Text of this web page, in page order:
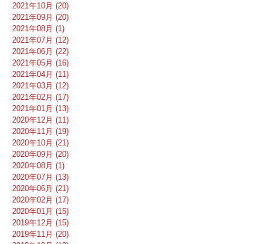
2021年10月 (20)
2021年09月 (20)
2021年08月 (1)
2021年07月 (12)
2021年06月 (22)
2021年05月 (16)
2021年04月 (11)
2021年03月 (12)
2021年02月 (17)
2021年01月 (13)
2020年12月 (11)
2020年11月 (19)
2020年10月 (21)
2020年09月 (20)
2020年08月 (1)
2020年07月 (13)
2020年06月 (21)
2020年02月 (17)
2020年01月 (15)
2019年12月 (15)
2019年11月 (20)